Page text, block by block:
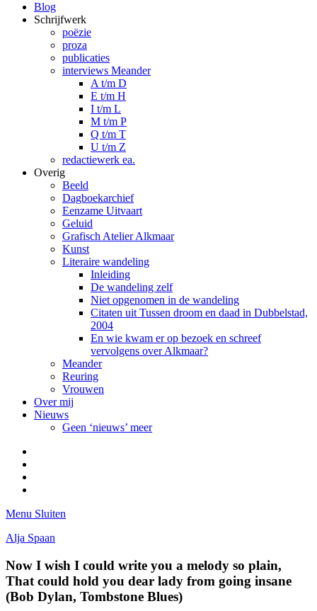
Blog
Schrijfwerk
poëzie
proza
publicaties
interviews Meander
A t/m D
E t/m H
I t/m L
M t/m P
Q t/m T
U t/m Z
redactiewerk ea.
Overig
Beeld
Dagboekarchief
Eenzame Uitvaart
Geluid
Grafisch Atelier Alkmaar
Kunst
Literaire wandeling
Inleiding
De wandeling zelf
Niet opgenomen in de wandeling
Citaten uit Tussen droom en daad in Dubbelstad,
2004
En wie kwam er op bezoek en schreef
vervolgens over Alkmaar?
Meander
Reuring
Vrouwen
Over mij
Nieuws
Geen ‘nieuws’ meer
Menu Sluiten
Alja Spaan
Now I wish I could write you a melody so plain,
That could hold you dear lady from going insane
(Bob Dylan, Tombstone Blues)